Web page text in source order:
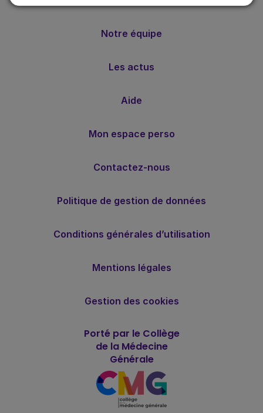
Notre équipe
Les actus
Aide
Mon espace perso
Contactez-nous
Politique de gestion de données
Conditions générales d’utilisation
Mentions légales
Gestion des cookies
Porté par le Collège
de la Médecine
Générale